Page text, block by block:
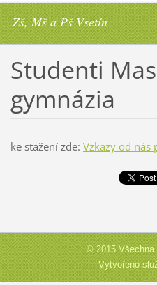
Zš, Mš a Pš Vsetín
Studenti
gymnázia
ke stažení zde: Vzkazy od nás
© 2015 Všechna
Vytvořeno